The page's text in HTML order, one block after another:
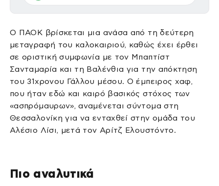
Ο ΠΑΟΚ βρίσκεται μια ανάσα από τη δεύτερη
μεταγραφή του καλοκαιριού, καθώς έχει έρθει
σε οριστική συμφωνία με τον Μπαπτίστ
Σανταμαρία και τη Βαλένθια για την απόκτηση
του 31χρονου Γάλλου μέσου. Ο έμπειρος χαφ,
που ήταν εδώ και καιρό βασικός στόχος των
«ασπρόμαυρων», αναμένεται σύντομα στη
Θεσσαλονίκη για να ενταχθεί στην ομάδα του
Αλέσιο Λίσι, μετά τον Αρίτζ Ελουστόντο.
Πιο αναλυτικά